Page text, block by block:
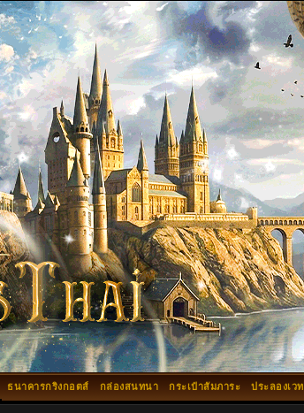
ประลองเวท
กระเป๋าสัมภาระ
กล่องสนทนา
ธนาคารกริงกอตส์